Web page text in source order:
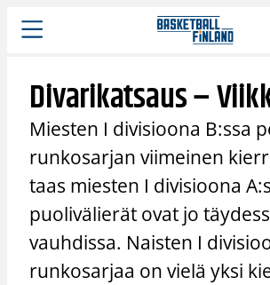
Siirry
sisältöön
Divarikatsaus –
Miesten I divisioona B:ssa
runkosarjan viimeinen
taas miesten I divisioona
puolivälierät ovat jo
vauhdissa. Naisten I
runkosarjaa on vielä yksi